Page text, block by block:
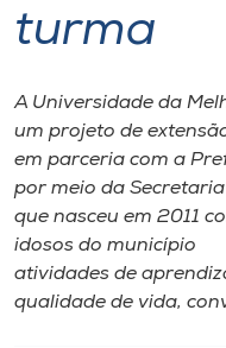
Internacionalização
I.nova
Diplomados
turma
A Universidade da
um projeto de
em parceria com a
por meio da Secretaria
que nasceu em 2011
idosos do município
atividades de
qualidade de vida,